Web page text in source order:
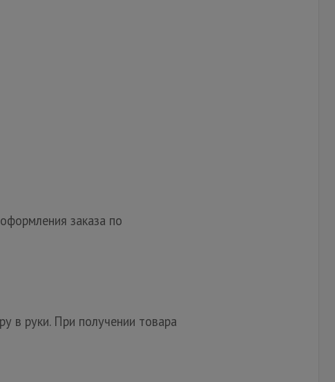
заказа по
в руки. При получении товара